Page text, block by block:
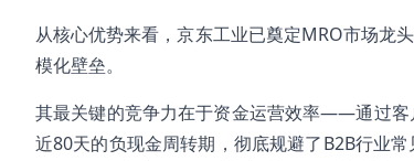
从核心优势来看，京东工业已奠定MRO市场龙
模化壁垒。
其最关键的竞争力在于资金运营效率——通过客
近80天的负现金周转期，彻底规避了B2B行业